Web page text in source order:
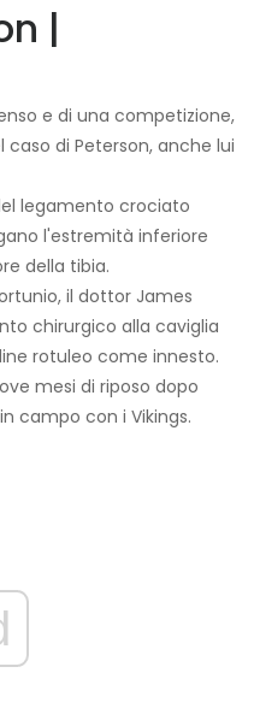
|
e di una competizione,
di Peterson, anche lui
legamento crociato
l'estremità inferiore
della tibia.
il dottor James
chirurgico alla caviglia
rotuleo come innesto.
mesi di riposo dopo
campo con i Vikings.